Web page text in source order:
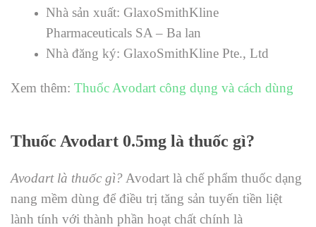
Nhà sản xuất: GlaxoSmithKline
Pharmaceuticals SA – Ba lan
Nhà đăng ký: GlaxoSmithKline Pte., Ltd
Xem thêm: Thuốc Avodart công dụng và cách dùng
Thuốc Avodart 0.5mg là thuốc gì?
Avodart là thuốc gì? Avodart là chế phẩm thuốc dạng
nang mềm dùng để điều trị tăng sản tuyến tiền liệt
lành tính với thành phần hoạt chất chính là